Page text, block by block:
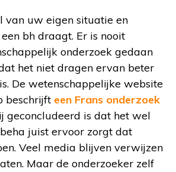
van uw eigen situatie en
bh draagt. Er is nooit
onderzoek gedaan
het niet dragen ervan beter
De wetenschappelijke website
beschrijft een Frans onderzoek
geconcludeerd is dat het wel
juist ervoor zorgt dat
Veel media blijven verwijzen
Maar de onderzoeker zelf